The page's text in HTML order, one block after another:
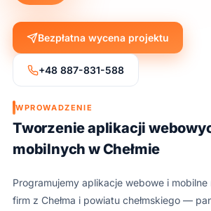
Bezpłatna wycena projektu
+48 887-831-588
WPROWADZENIE
Tworzenie aplikacji
mobilnych w Chełmie
Programujemy aplikacje webowe i mobilne
firm z Chełma i powiatu chełmskiego —